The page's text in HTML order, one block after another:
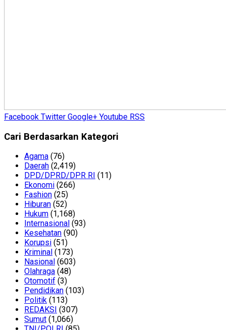
Facebook Twitter Google+ Youtube RSS
Cari Berdasarkan Kategori
Agama (76)
Daerah (2,419)
DPD/DPRD/DPR RI (11)
Ekonomi (266)
Fashion (25)
Hiburan (52)
Hukum (1,168)
Internasional (93)
Kesehatan (90)
Korupsi (51)
Kriminal (173)
Nasional (603)
Olahraga (48)
Otomotif (3)
Pendidikan (103)
Politik (113)
REDAKSI (307)
Sumut (1,066)